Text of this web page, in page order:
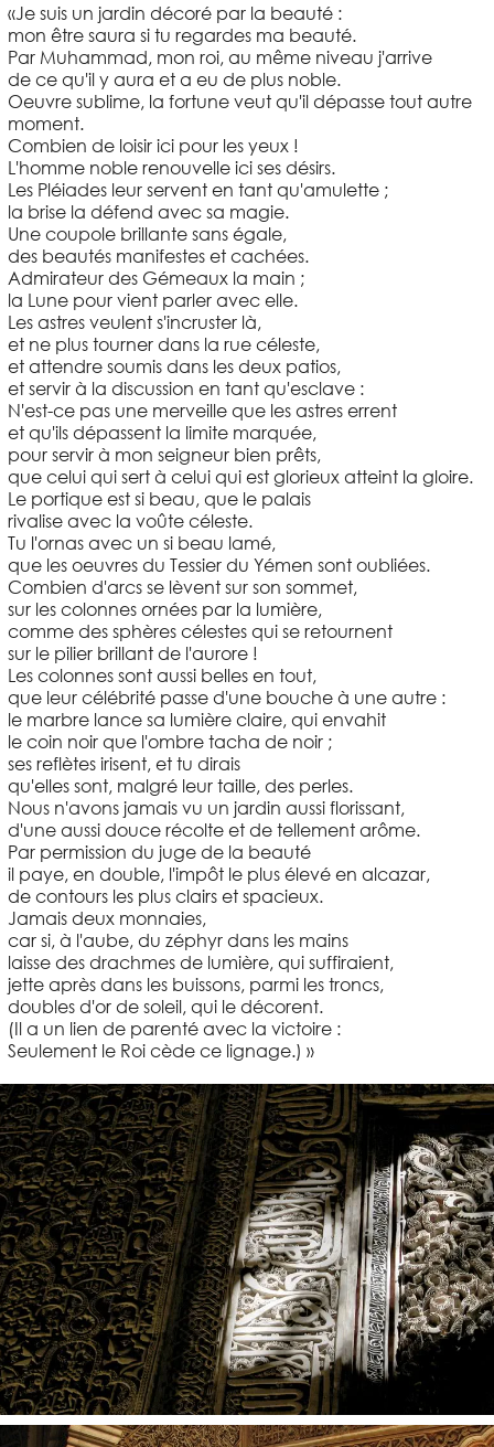
«Je suis un jardin décoré par la beauté :
mon être saura si tu regardes ma beauté.
Par Muhammad, mon roi, au même niveau j'arrive
de ce qu'il y aura et a eu de plus noble.
Oeuvre sublime, la fortune veut qu'il dépasse tout autre
moment.
Combien de loisir ici pour les yeux !
L'homme noble renouvelle ici ses désirs.
Les Pléiades leur servent en tant qu'amulette ;
la brise la défend avec sa magie.
Une coupole brillante sans égale,
des beautés manifestes et cachées.
Admirateur des Gémeaux la main ;
la Lune pour vient parler avec elle.
Les astres veulent s'incruster là,
et ne plus tourner dans la rue céleste,
et attendre soumis dans les deux patios,
et servir à la discussion en tant qu'esclave :
N'est-ce pas une merveille que les astres errent
et qu'ils dépassent la limite marquée,
pour servir à mon seigneur bien prêts,
que celui qui sert à celui qui est glorieux atteint la gloire.
Le portique est si beau, que le palais
rivalise avec la voûte céleste.
Tu l'ornas avec un si beau lamé,
que les oeuvres du Tessier du Yémen sont oubliées.
Combien d'arcs se lèvent sur son sommet,
sur les colonnes ornées par la lumière,
comme des sphères célestes qui se retournent
sur le pilier brillant de l'aurore !
Les colonnes sont aussi belles en tout,
que leur célébrité passe d'une bouche à une autre :
le marbre lance sa lumière claire, qui envahit
le coin noir que l'ombre tacha de noir ;
ses reflètes irisent, et tu dirais
qu'elles sont, malgré leur taille, des perles.
Nous n'avons jamais vu un jardin aussi florissant,
d'une aussi douce récolte et de tellement arôme.
Par permission du juge de la beauté
il paye, en double, l'impôt le plus élevé en alcazar,
de contours les plus clairs et spacieux.
Jamais deux monnaies,
car si, à l'aube, du zéphyr dans les mains
laisse des drachmes de lumière, qui suffiraient,
jette après dans les buissons, parmi les troncs,
doubles d'or de soleil, qui le décorent.
(Il a un lien de parenté avec la victoire :
Seulement le Roi cède ce lignage.) »